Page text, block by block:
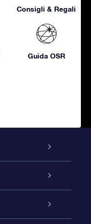
Consigli & Regali
Guida OSR